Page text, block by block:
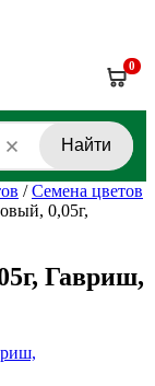
0
Найти
/Семена цветов
0,05г,
Гавриш,